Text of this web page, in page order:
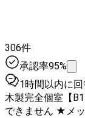
306件
承認率95%
1時間以内に
木製完全個室【B1】席 【注意事項】 ★未成年
できません ★メ